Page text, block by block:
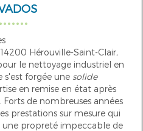
Hérouville-Saint-Clair,
le nettoyage industriel en
s'est forgée une solide
en remise en état après
de nombreuses années
prestations sur mesure qui
une propreté impeccable de